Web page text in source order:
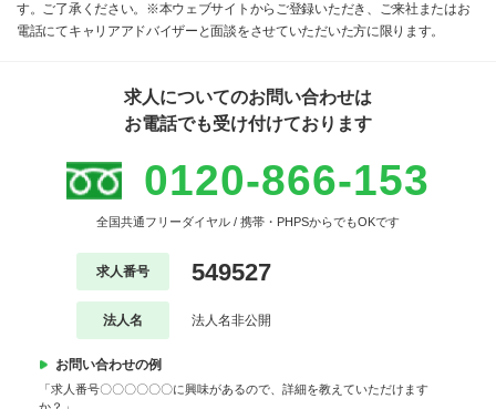
す。ご了承ください。※本ウェブサイトからご登録いただき、ご来社またはお
電話にてキャリアアドバイザーと面談をさせていただいた方に限ります。
求人についてのお問い合わせは
お電話でも受け付けております
0120-866-153
全国共通フリーダイヤル / 携帯・PHPSからでもOKです
求人番号 549527
法人名 法人名非公開
お問い合わせの例
「求人番号〇〇〇〇〇〇に興味があるので、詳細を教えていただけます